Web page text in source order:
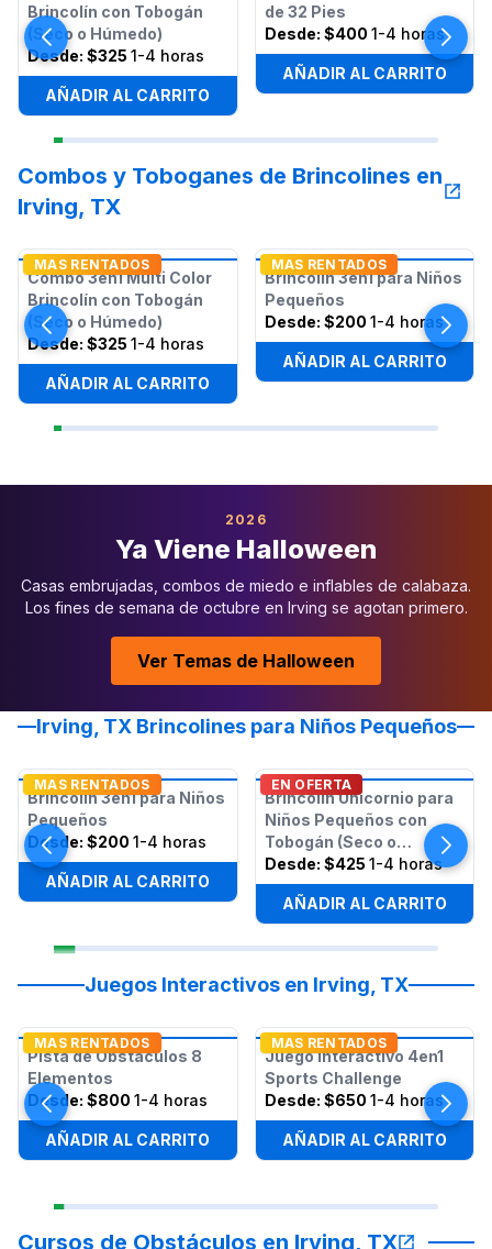
Brincolín con Tobogán
(Seco o Húmedo)
Desde: $325 1-4 horas
AÑADIR AL CARRITO
de 32 Pies
Desde: $400 1-4 horas
AÑADIR AL CARRITO
Combos y Toboganes de Brincolines en
Irving, TX
MAS RENTADOS
Combo 3en1 Multi Color
Brincolín con Tobogán
(Seco o Húmedo)
Desde: $325 1-4 horas
AÑADIR AL CARRITO
MAS RENTADOS
Brincolín 3en1 para Niños
Pequeños
Desde: $200 1-4 horas
AÑADIR AL CARRITO
2026
Ya Viene Halloween
Casas embrujadas, combos de miedo e inflables de calabaza.
Los fines de semana de octubre en Irving se agotan primero.
Ver Temas de Halloween
Irving, TX Brincolines para Niños Pequeños
MAS RENTADOS
Brincolín 3en1 para Niños
Pequeños
Desde: $200 1-4 horas
AÑADIR AL CARRITO
EN OFERTA
Brincolín Unicornio para
Niños Pequeños con
Tobogán (Seco o
Húmedo)
Desde: $425 1-4 horas
AÑADIR AL CARRITO
Juegos Interactivos en Irving, TX
MAS RENTADOS
Pista de Obstáculos 8
Elementos
Desde: $800 1-4 horas
AÑADIR AL CARRITO
MAS RENTADOS
Juego Interactivo 4en1
Sports Challenge
Desde: $650 1-4 horas
AÑADIR AL CARRITO
Cursos de Obstáculos en Irving, TX